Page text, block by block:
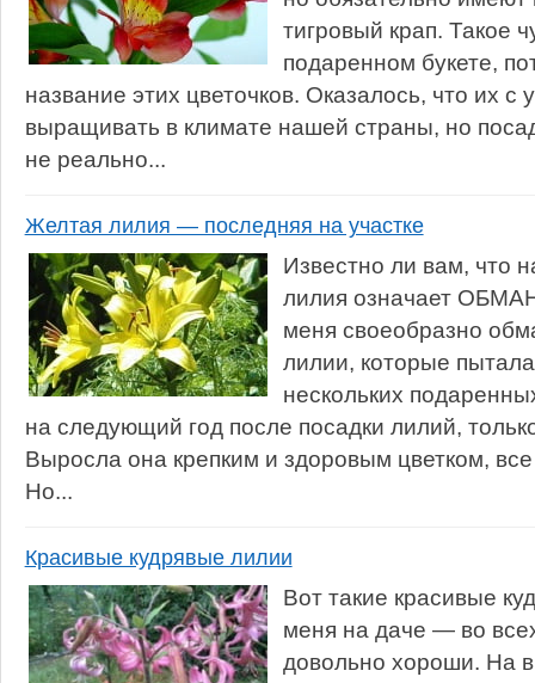
тигровый крап. Такое
подаренном букете,
название этих цветочков. Оказалось, что их с
выращивать в климате нашей страны, но
не реально...
Желтая лилия — последняя на участке
Известно ли вам, что
лилия означает
меня своеобразно
лилии, которые
нескольких
на следующий год после посадки лилий,
Выросла она крепким и здоровым цветком,
Но...
Красивые кудрявые лилии
Вот такие красивые
меня на даче — во
довольно хороши. На